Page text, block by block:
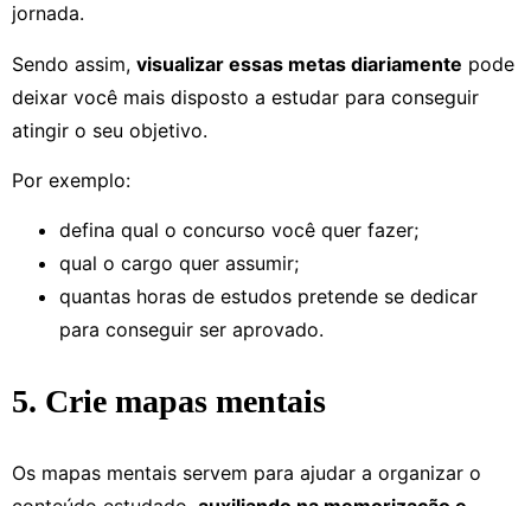
jornada.
Sendo assim, visualizar essas metas diariamente pode
deixar você mais disposto a estudar para conseguir
atingir o seu objetivo.
Por exemplo:
defina qual o concurso você quer fazer;
qual o cargo quer assumir;
quantas horas de estudos pretende se dedicar
para conseguir ser aprovado.
5. Crie mapas mentais
Os mapas mentais servem para ajudar a organizar o